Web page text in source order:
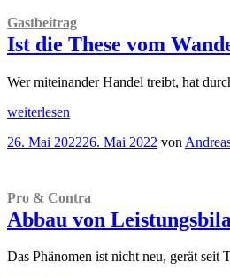
Gastbeitrag
Ist die These vom
Wer miteinander Handel treibt, hat
„Gastbeitrag
die
Wandel
durch
Handel
weiterlesen
Veröffentlicht
26. Mai 202226. Mai 2022 von
Pro & Contra
Abbau von
Das Phänomen ist nicht neu, gerät